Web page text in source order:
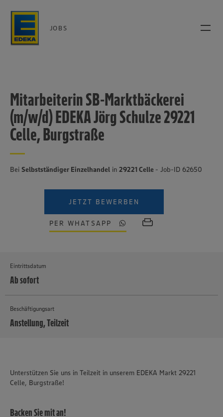
JOBS
Mitarbeiterin SB-Marktbäckerei
(m/w/d) EDEKA Jörg Schulze 29221
Celle, Burgstraße
Bei Selbstständiger Einzelhandel in 29221 Celle - Job-ID 62650
JETZT BEWERBEN
PER WHATSAPP
Eintrittsdatum
Ab sofort
Beschäftigungsart
Anstellung, Teilzeit
Unterstützen Sie uns in Teilzeit in unserem EDEKA Markt 29221
Celle, Burgstraße!
Backen Sie mit an!